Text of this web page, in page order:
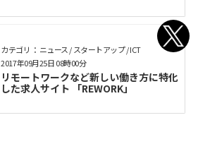
カテゴリ： ニュース / スタートアップ / ICT
リモートワークなど新しい働き方に特化
した求人サイト 「REWORK」
2017年09月25日 08時00分